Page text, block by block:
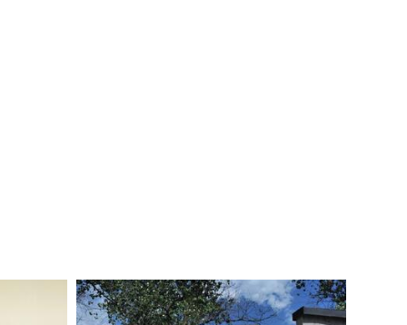
Imagen